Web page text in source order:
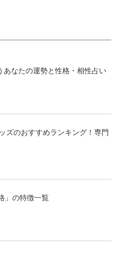
あなたの運勢と性格・相性占い
ズのおすすめランキング！専門
」の特徴一覧